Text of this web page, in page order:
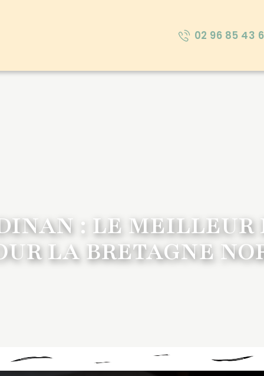
02 96 85 43
: LE MEILLEUR
LA BRETAGNE